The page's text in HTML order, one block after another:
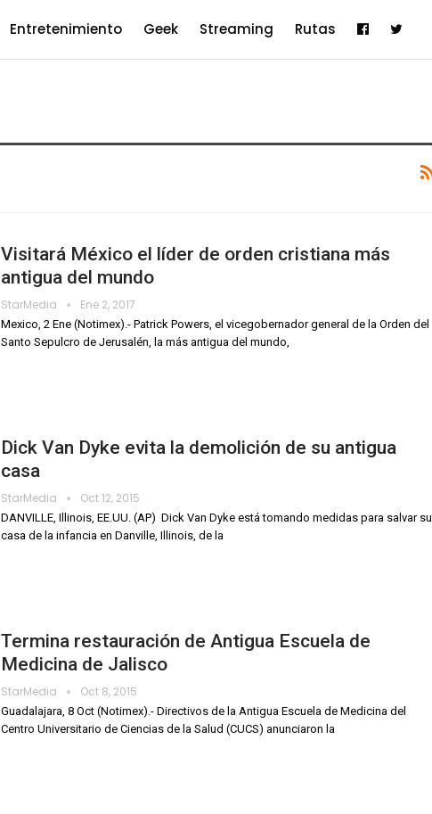
Entretenimiento Geek Streaming Rutas
Visitará México el líder de orden cristiana más
antigua del mundo
StarMedia Ene 2, 2017
Mexico, 2 Ene (Notimex).- Patrick Powers, el vicegobernador general de la Orden del
Santo Sepulcro de Jerusalén, la más antigua del mundo,
Dick Van Dyke evita la demolición de su antigua
casa
StarMedia Oct 12, 2015
DANVILLE, Illinois, EE.UU. (AP)  Dick Van Dyke está tomando medidas para salvar su
casa de la infancia en Danville, Illinois, de la
Termina restauración de Antigua Escuela de
Medicina de Jalisco
StarMedia Oct 8, 2015
Guadalajara, 8 Oct (Notimex).- Directivos de la Antigua Escuela de Medicina del
Centro Universitario de Ciencias de la Salud (CUCS) anunciaron la